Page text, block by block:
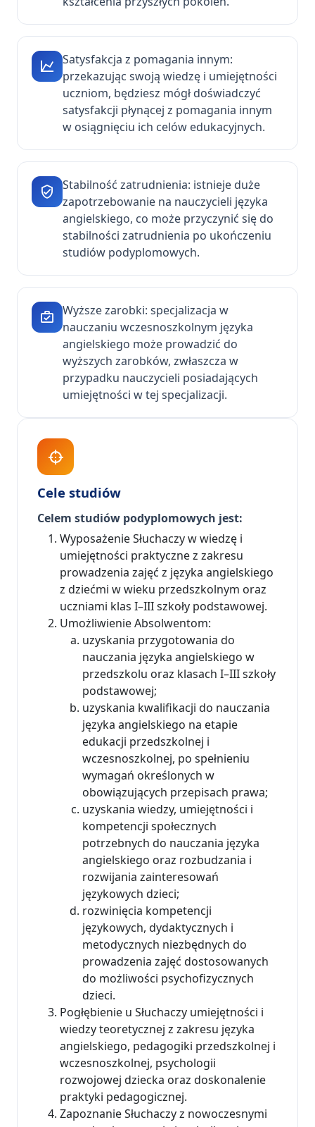
Satysfakcja z pomagania innym:
przekazując swoją wiedzę i umiejętności
uczniom, będziesz mógł doświadczyć
satysfakcji płynącej z pomagania innym
w osiągnięciu ich celów edukacyjnych.
Stabilność zatrudnienia: istnieje duże
zapotrzebowanie na nauczycieli języka
angielskiego, co może przyczynić się do
stabilności zatrudnienia po ukończeniu
studiów podyplomowych.
Wyższe zarobki: specjalizacja w
nauczaniu wczesnoszkolnym języka
angielskiego może prowadzić do
wyższych zarobków, zwłaszcza w
przypadku nauczycieli posiadających
umiejętności w tej specjalizacji.
Cele studiów
Celem studiów podyplomowych jest:
Wyposażenie Słuchaczy w wiedzę i
umiejętności praktyczne z zakresu
prowadzenia zajęć z języka angielskiego
z dziećmi w wieku przedszkolnym oraz
uczniami klas I–III szkoły podstawowej.
Umożliwienie Absolwentom:
uzyskania przygotowania do
nauczania języka angielskiego w
przedszkolu oraz klasach I–III szkoły
podstawowej;
uzyskania kwalifikacji do nauczania
języka angielskiego na etapie
edukacji przedszkolnej i
wczesnoszkolnej, po spełnieniu
wymagań określonych w
obowiązujących przepisach prawa;
uzyskania wiedzy, umiejętności i
kompetencji społecznych
potrzebnych do nauczania języka
angielskiego oraz rozbudzania i
rozwijania zainteresowań
językowych dzieci;
rozwinięcia kompetencji
językowych, dydaktycznych i
metodycznych niezbędnych do
prowadzenia zajęć dostosowanych
do możliwości psychofizycznych
dzieci.
Pogłębienie u Słuchaczy umiejętności i
wiedzy teoretycznej z zakresu języka
angielskiego, pedagogiki przedszkolnej i
wczesnoszkolnej, psychologii
rozwojowej dziecka oraz doskonalenie
praktyki pedagogicznej.
Zapoznanie Słuchaczy z nowoczesnymi